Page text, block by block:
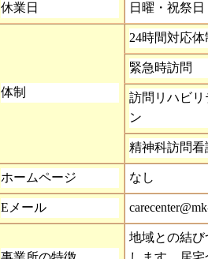
休業日 日曜・祝祭日
体制
24時間対応体
緊急時訪問
訪問リハビリ
ン
精神科訪問看
ホームページ なし
E メール
地域との結